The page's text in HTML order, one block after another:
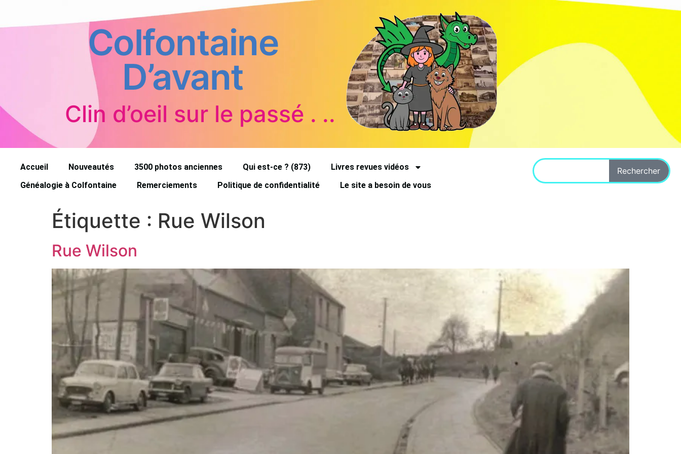
Colfontaine
D’avant
Clin d’oeil sur le passé . ..
Accueil Nouveautés 3500 photos anciennes Qui est-ce ? (873)
Livres revues vidéos
Généalogie à Colfontaine
Remerciements Politique de confidentialité Le site a besoin de vous
Rechercher
Étiquette : Rue Wilson
Rue Wilson